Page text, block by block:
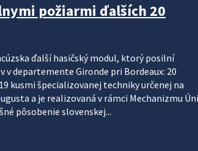
a ako sa pripraviť
horúčav obyvateľom odporúča preventívne
civilnej ochrany, polície a hasičov majú za
OCHRANA A KRÍZOVÉ RIADENIE Sekcia
riadenia okresných úradov monitoruje
následky týchto...